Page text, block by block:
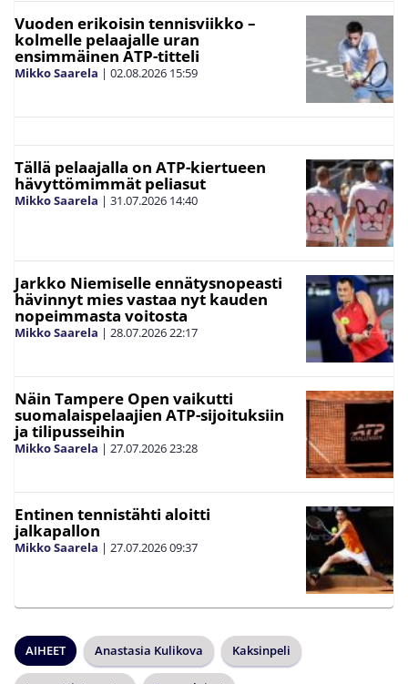
Vuoden erikoisin tennisviikko –
kolmelle pelaajalle uran
ensimmäinen ATP-titteli
Mikko Saarela | 02.08.2026 15:59
Tällä pelaajalla on ATP-kiertueen
hävyttömimmät peliasut
Mikko Saarela | 31.07.2026 14:40
Jarkko Niemiselle ennätysnopeasti
hävinnyt mies vastaa nyt kauden
nopeimmasta voitosta
Mikko Saarela | 28.07.202622:17
Näin Tampere Open vaikutti
suomalaispelaajien ATP-sijoituksiin
ja tilipusseihin
Mikko Saarela | 27.07.202623:28
Entinen tennistähti aloitti
jalkapallon
Mikko Saarela | 27.07.202609:37
AIHEET Anastasia Kulikova Kaksinpeli